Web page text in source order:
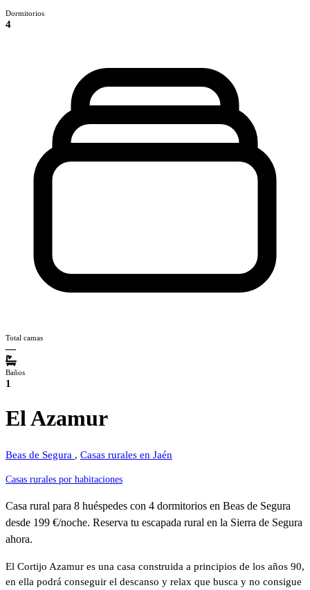
Dormitorios
4
Total camas
—
Baños
1
El Azamur
Beas de Segura , Casas rurales en Jaén
Casas rurales por habitaciones
Casa rural para 8 huéspedes con 4 dormitorios en Beas de Segura
desde 199 €/noche. Reserva tu escapada rural en la Sierra de Segura
ahora.
El Cortijo Azamur es una casa construida a principios de los años 90,
en ella podrá conseguir el descanso y relax que busca y no consigue